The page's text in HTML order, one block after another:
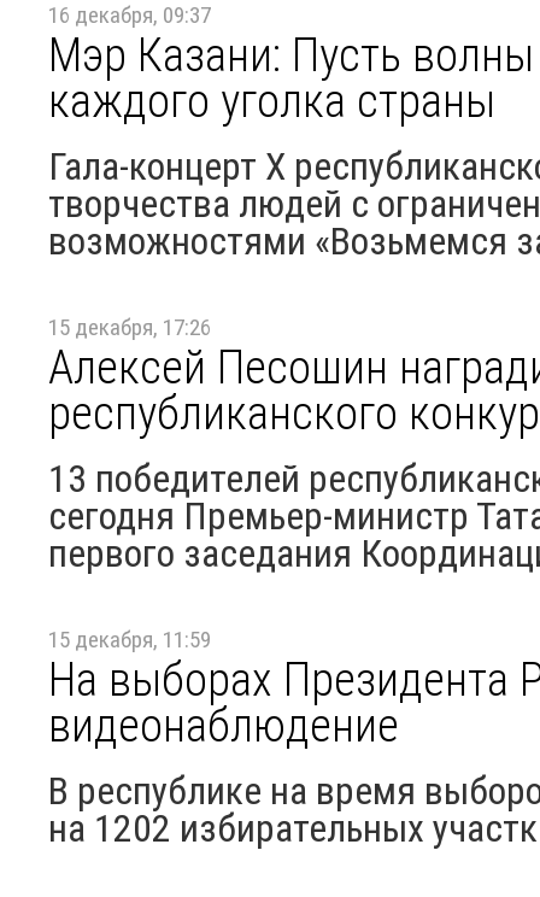
16 декабря, 09:37
Мэр Казани: Пусть
каждого уголка страны
Гала-концерт X
творчества людей с
возможностями «Возьмемся
15 декабря, 17:26
Алексей Песошин
республиканского
13 победителей
сегодня Премьер-министр
первого заседания
15 декабря, 11:59
На выборах Президента
видеонаблюдение
В республике на время
на 1202 избирательных